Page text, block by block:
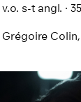
v.o. s-t angl. ·